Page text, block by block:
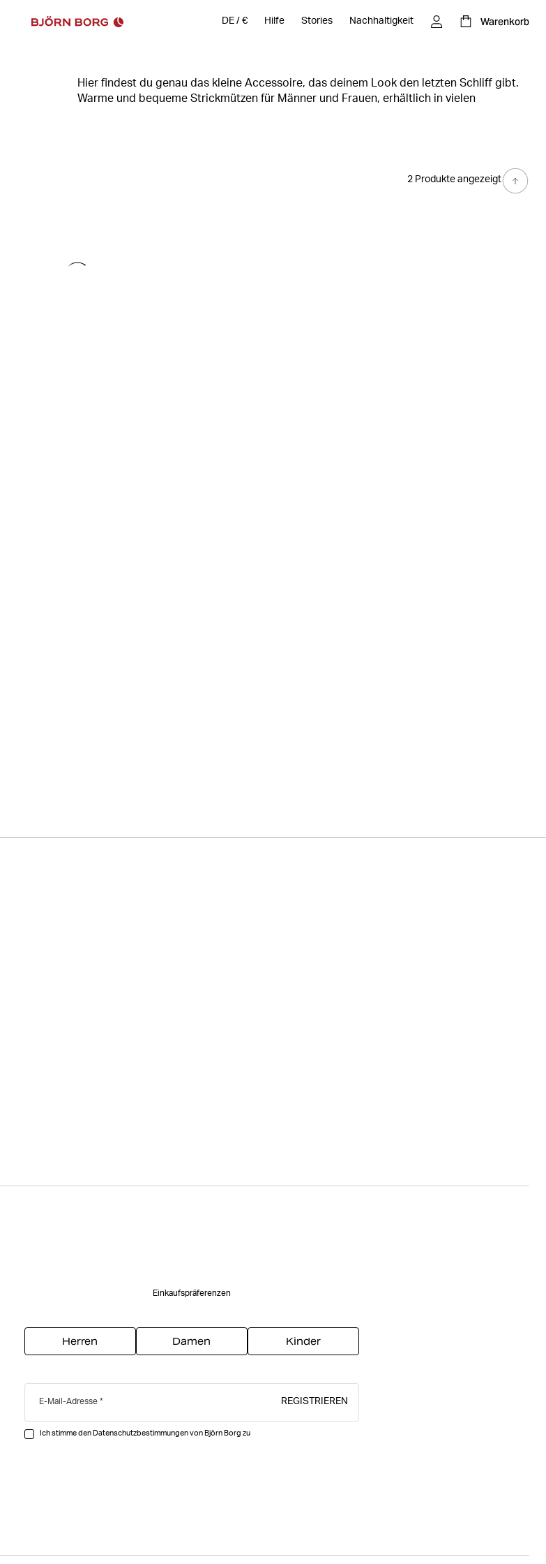
DE / € Hilfe Stories Nachhaltigkeit Warenkorb
Hier findest du genau das kleine Accessoire, das deinem Look den letzten Schliff gibt.
Warme und bequeme Strickmützen für Männer und Frauen, erhältlich in vielen
2 Produkte angezeigt
Einkaufspräferenzen
Herren Damen Kinder
E-Mail-Adresse REGISTRIEREN
Ich stimme den Datenschutzbestimmungen von Björn Borg zu